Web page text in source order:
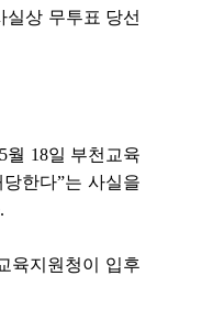
상 무투표 당선
월 18일 부천교육
한다”는 사실을
육지원청이 입후